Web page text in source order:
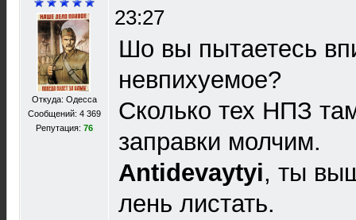
Откуда: Одесса
Сообщений: 4 369
Репутация: 76
23:27
Шо вы пытаетесь
невпихуемое?
Сколько тех НПЗ
заправки молчим.
Antidevaytyi, ты
лень листать.